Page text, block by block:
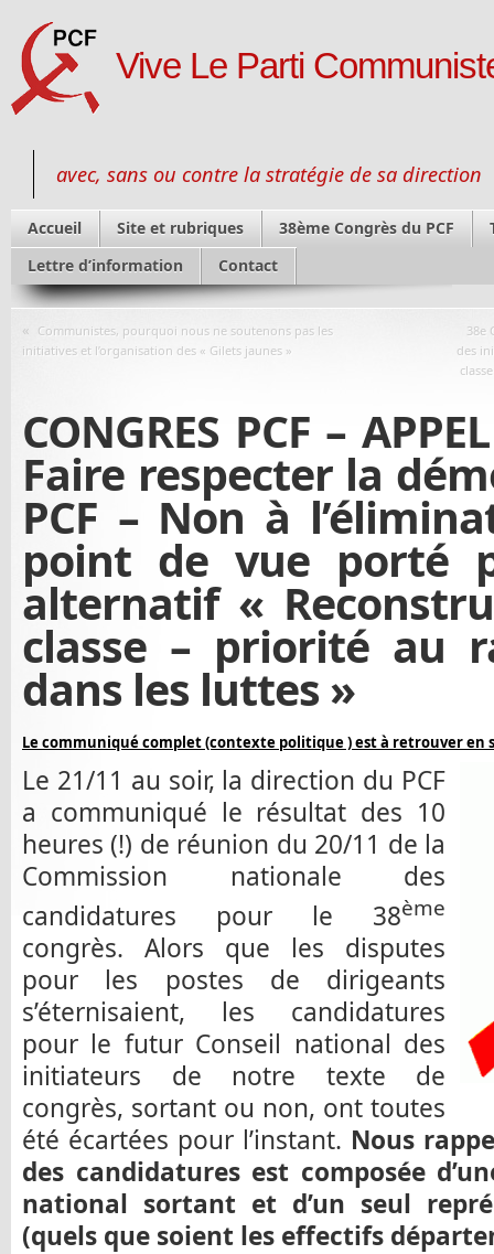
Vive Le Parti
avec, sans ou contre la stratégie de sa direction
Accueil Site et rubriques 38ème Congrès du PCF
Lettre d’information
Contact
« Communistes, pourquoi nous ne soutenons pas les
initiatives et l’organisation des « Gilets jaunes »
38e
des
CONGRES PCF –
Faire respecter la
PCF – Non à
point de vue porté
alternatif «
classe – priorité au
dans les luttes »
Le communiqué complet (contexte politique ) est à retrouver en
Le 21/11 au soir, la direction du PCF
a communiqué le résultat des 10
heures (!) de réunion du 20/11 de la
Commission nationale des
candidatures pour le 38ème
congrès. Alors que les disputes
pour les postes de dirigeants
s’éternisaient, les candidatures
pour le futur Conseil national des
initiateurs de notre texte de
congrès, sortant ou non, ont toutes
été écartées pour l’instant. Nous
des candidatures est composée
national sortant et d’un seul
(quels que soient les effectifs